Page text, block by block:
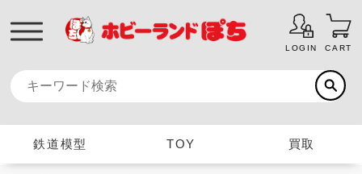
LOGIN CART
鉄道模型 TOY 買取